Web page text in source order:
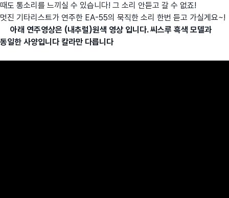
때도 통소리를 느끼실 수 있습니다! 그 소리 안듣고 갈 수 없죠!
멋진 기타리스트가 연주한 EA-55의 묵직한 소리 한번 듣고 가실게요~!
아래 연주영상은 (내추럴)원색 영상 입니다. 씨스루 흑색 모델과
동일한 사양입니다 칼라만 다릅니다